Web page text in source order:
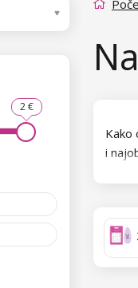
2 €
Kako
i
3D
dobiti